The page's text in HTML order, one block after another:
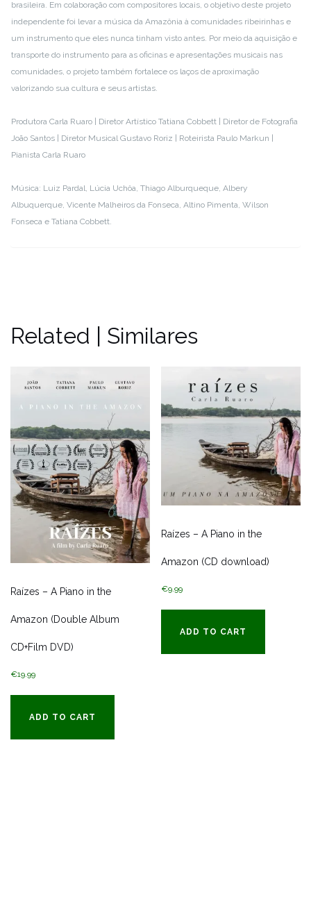
brasileira. Em colaboração com compositores locais, o objetivo deste projeto
independente foi levar a música da Amazônia à comunidades ribeirinhas e
um instrumento que eles nunca tinham visto antes. Por meio da aquisição e
transporte do instrumento para as oficinas e apresentações musicais nas
comunidades, o projeto também fortalece os laços de aproximação
valorizando sua cultura e seus artistas.
Produtora Carla Ruaro | Diretor Artístico Tatiana Cobbett | Diretor de Fotografia
João Santos | Diretor Musical Gustavo Roriz | Roteirista Paulo Markun |
Pianista Carla Ruaro
Música: Luiz Pardal, Lúcia Uchôa, Thiago Alburqueque, Albery
Albuquerque, Vicente Malheiros da Fonseca, Altino Pimenta, Wilson
Fonseca e Tatiana Cobbett.
Related | Similares
Raízes – A Piano in the
Amazon (Double Album
CD+Film DVD)
€19.99
ADD TO CART
Raízes – A Piano in the
Amazon (CD download)
€9.99
ADD TO CART